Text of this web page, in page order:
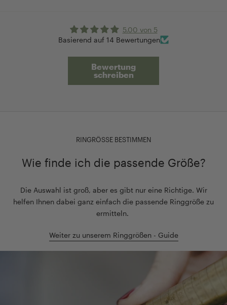
5.00 von 5
Basierend auf 14 Bewertungen
Bewertung
schreiben
RINGRÖSSE BESTIMMEN
Wie finde ich die passende Größe?
Die Auswahl ist groß, aber es gibt nur eine Richtige. Wir
helfen Ihnen dabei ganz einfach die passende Ringgröße zu
ermitteln.
Weiter zu unserem Ringgrößen - Guide